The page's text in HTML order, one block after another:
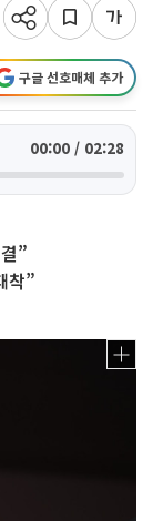
구글 선호매체 추가
00:00 / 02:28
”
착”